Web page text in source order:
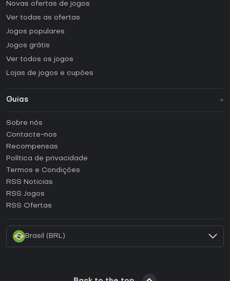
Novas ofertas de jogos
Ver todas as ofertas
Jogos populares
Jogos grátis
Ver todos os jogos
Lojas de jogos e cupões
Guias
Como ativar uma CD Key Steam?
Como ativar uma CD Key Epic Games?
Como ativar uma CD Key GOG?
Como ativar uma CD Key Ubisoft Connect?
Sobre nós
Contacte-nos
Recompensas
Política de privacidade
Termos e Condições
RSS Noticias
RSS Jogos
RSS Ofertas
Brasil (BRL)